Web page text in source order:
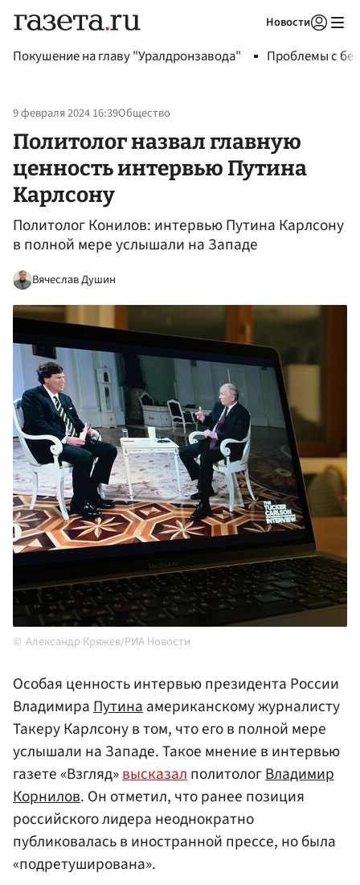
Новости
Покушение на главу "Уралдронзавода" Проблемы с
9 февраля 2024 16:39Общество
Политолог назвал главную
ценность интервью Путина
Карлсону
Политолог Конилов: интервью Путина Карлсону
в полной мере услышали на Западе
Вячеслав Душин
Александр Кряжев/РИА Новости
Особая ценность интервью президента России
ВладимираПутинаамериканскому журналисту
Такеру Карлсону в том, что его в полной мере
услышали на Западе. Такое мнение в интервью
газете «Взгляд»высказалполитологВладимир
Корнилов. Он отметил, что ранее позиция
российского лидера неоднократно
публиковалась в иностранной прессе, но была
«подретуширована».